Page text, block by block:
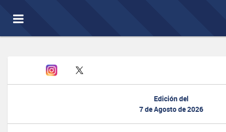
Toggle
navigation
Edición del
7 de Agosto de 2026